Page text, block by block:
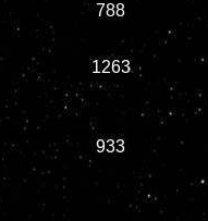
788
1263
933